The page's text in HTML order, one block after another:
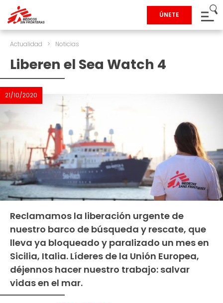
ÚNETE
Actualidad > Noticias
Liberen el Sea Watch 4
21/10/2020
Reclamamos la liberación urgente de
nuestro barco de búsqueda y rescate, que
lleva ya bloqueado y paralizado un mes en
Sicilia, Italia. Líderes de la Unión Europea,
déjennos hacer nuestro trabajo: salvar
vidas en el mar.